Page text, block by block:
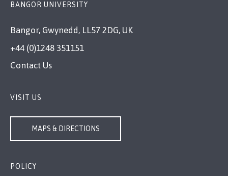
BANGOR UNIVERSITY
Bangor, Gwynedd, LL57 2DG, UK
+44 (0)1248 351151
Contact Us
VISIT US
MAPS & DIRECTIONS
POLICY